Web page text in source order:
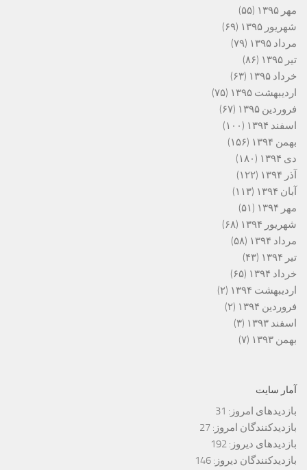
مهر ۱۳۹۵
(۵۵)
شهریور ۱۳۹۵
(۶۹)
مرداد ۱۳۹۵
(۷۹)
تیر ۱۳۹۵
(۸۶)
خرداد ۱۳۹۵
(۶۳)
اردیبهشت ۱۳۹۵
(۷۵)
فروردین ۱۳۹۵
(۶۷)
اسفند ۱۳۹۴
(۱۰۰)
بهمن ۱۳۹۴
(۱۵۶)
دی ۱۳۹۴
(۱۸۰)
آذر ۱۳۹۴
(۱۲۲)
آبان ۱۳۹۴
(۱۱۳)
مهر ۱۳۹۴
(۵۱)
شهریور ۱۳۹۴
(۶۸)
مرداد ۱۳۹۴
(۵۸)
تیر ۱۳۹۴
(۴۳)
خرداد ۱۳۹۴
(۶۵)
اردیبهشت ۱۳۹۴
(۲)
فروردین ۱۳۹۴
(۲)
اسفند ۱۳۹۳
(۳)
بهمن ۱۳۹۳
(۷)
آمار سایت
بازدیدهای امروز: 31
بازدیدکنندگان امروز: 27
بازدیدهای دیروز: 192
بازدیدکنندگان دیروز: 146